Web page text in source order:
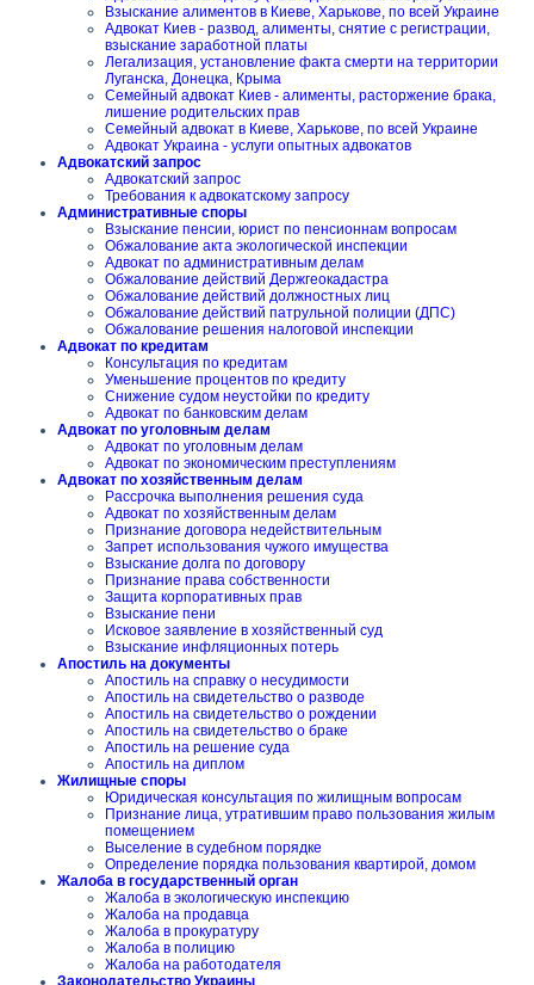
Взыскание алиментов в Киеве, Харькове, по всей Украине
Адвокат Киев - развод, алименты, снятие с регистрации,
взыскание заработной платы
Легализация, установление факта смерти на территории
Луганска, Донецка, Крыма
Семейный адвокат Киев - алименты, расторжение брака,
лишение родительских прав
Семейный адвокат в Киеве, Харькове, по всей Украине
Адвокат Украина - услуги опытных адвокатов
Адвокатский запрос
Адвокатский запрос
Требования к адвокатскому запросу
Административные споры
Взыскание пенсии, юрист по пенсионнам вопросам
Обжалование акта экологической инспекции
Адвокат по административным делам
Обжалование действий Держгеокадастра
Обжалование действий должностных лиц
Обжалование действий патрульной полиции (ДПС)
Обжалование решения налоговой инспекции
Адвокат по кредитам
Консультация по кредитам
Уменьшение процентов по кредиту
Снижение судом неустойки по кредиту
Адвокат по банковским делам
Адвокат по уголовным делам
Адвокат по уголовным делам
Адвокат по экономическим преступлениям
Адвокат по хозяйственным делам
Рассрочка выполнения решения суда
Адвокат по хозяйственным делам
Признание договора недействительным
Запрет использования чужого имущества
Взыскание долга по договору
Признание права собственности
Защита корпоративных прав
Взыскание пени
Исковое заявление в хозяйственный суд
Взыскание инфляционных потерь
Апостиль на документы
Апостиль на справку о несудимости
Апостиль на свидетельство о разводе
Апостиль на свидетельство о рождении
Апостиль на свидетельство о браке
Апостиль на решение суда
Апостиль на диплом
Жилищные споры
Юридическая консультация по жилищным вопросам
Признание лица, утратившим право пользования жилым
помещением
Выселение в судебном порядке
Определение порядка пользования квартирой, домом
Жалоба в государственный орган
Жалоба в экологическую инспекцию
Жалоба на продавца
Жалоба в прокуратуру
Жалоба в полицию
Жалоба на работодателя